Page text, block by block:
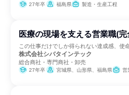
27年卒 福島県 製造・生産工程
医療の現場を支える営業職(
この仕事だけでしか得られない達成感、使
株式会社シバタインテック
総合商社・専門商社・卸売
27年卒 宮城県、山形県、福島県 営